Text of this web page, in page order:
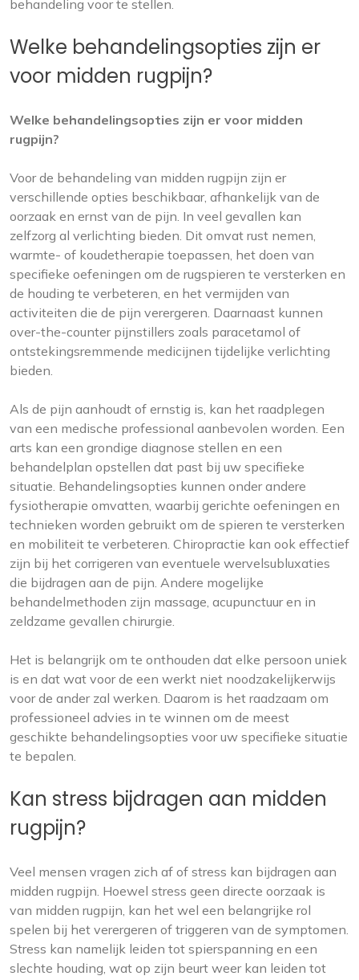
behandeling voor te stellen.
Welke behandelingsopties zijn er
voor midden rugpijn?
Welke behandelingsopties zijn er voor midden
rugpijn?
Voor de behandeling van midden rugpijn zijn er
verschillende opties beschikbaar, afhankelijk van de
oorzaak en ernst van de pijn. In veel gevallen kan
zelfzorg al verlichting bieden. Dit omvat rust nemen,
warmte- of koudetherapie toepassen, het doen van
specifieke oefeningen om de rugspieren te versterken en
de houding te verbeteren, en het vermijden van
activiteiten die de pijn verergeren. Daarnaast kunnen
over-the-counter pijnstillers zoals paracetamol of
ontstekingsremmende medicijnen tijdelijke verlichting
bieden.
Als de pijn aanhoudt of ernstig is, kan het raadplegen
van een medische professional aanbevolen worden. Een
arts kan een grondige diagnose stellen en een
behandelplan opstellen dat past bij uw specifieke
situatie. Behandelingsopties kunnen onder andere
fysiotherapie omvatten, waarbij gerichte oefeningen en
technieken worden gebruikt om de spieren te versterken
en mobiliteit te verbeteren. Chiropractie kan ook effectief
zijn bij het corrigeren van eventuele wervelsubluxaties
die bijdragen aan de pijn. Andere mogelijke
behandelmethoden zijn massage, acupunctuur en in
zeldzame gevallen chirurgie.
Het is belangrijk om te onthouden dat elke persoon uniek
is en dat wat voor de een werkt niet noodzakelijkerwijs
voor de ander zal werken. Daarom is het raadzaam om
professioneel advies in te winnen om de meest
geschikte behandelingsopties voor uw specifieke situatie
te bepalen.
Kan stress bijdragen aan midden
rugpijn?
Veel mensen vragen zich af of stress kan bijdragen aan
midden rugpijn. Hoewel stress geen directe oorzaak is
van midden rugpijn, kan het wel een belangrijke rol
spelen bij het verergeren of triggeren van de symptomen.
Stress kan namelijk leiden tot spierspanning en een
slechte houding, wat op zijn beurt weer kan leiden tot